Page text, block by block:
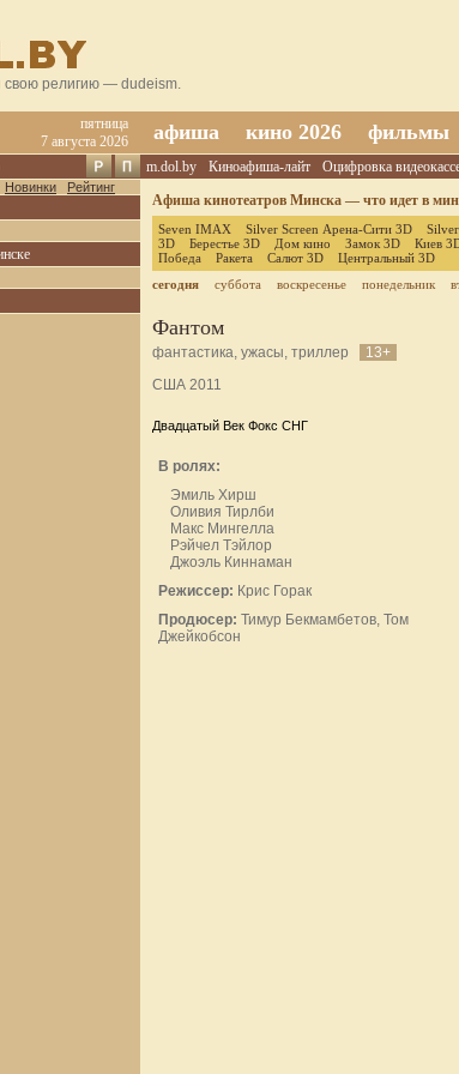
религию — dudeism.
пятница
7 августа 2026
афиша кино 2026 фильмы
Новинки Рейтинг
m.dol.by Киноафиша-лайт
Оцифровка
Афиша кинотеатров Минска — что идет в
Seven IMAX Silver Screen Арена-Сити 3D
3D
Берестье 3D Дом кино Замок 3D Киев
Победа
Ракета Салют 3D
Центральный 3D
сегодня
суббота воскресенье понедельник
Фантом
фантастика, ужасы, триллер
13+
США 2011
Двадцатый Век Фокс СНГ
В ролях:
Эмиль Хирш
Оливия Тирлби
Макс Мингелла
Рэйчел Тэйлор
Джоэль Киннаман
Режиссер: Крис Горак
Продюсер: Тимур Бекмамбетов, Том
Джейкобсон